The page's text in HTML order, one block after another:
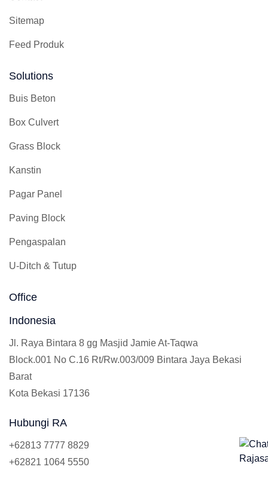
Sitemap
Feed Produk
Solutions
Buis Beton
Box Culvert
Grass Block
Kanstin
Pagar Panel
Paving Block
Pengaspalan
U-Ditch & Tutup
Office
Indonesia
Jl. Raya Bintara 8 gg Masjid Jamie At-Taqwa
Block.001 No C.16 Rt/Rw.003/009 Bintara Jaya Bekasi
Barat
Kota Bekasi 17136
Hubungi RA
+62813 7777 8829
+62821 1064 5550